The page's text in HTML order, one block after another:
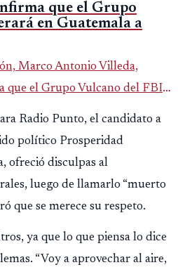
que el Grupo
en Guatemala a
Marco Antonio Villeda,
que el Grupo Vulcano del FBI
de julio, tras un intento
anterior del Ministerio
Radio Punto, el candidato a
político Prosperidad
ofreció disculpas al
luego de llamarlo “muerto
que se merece su respeto.
ya que lo que piensa lo dice
“Voy a aprovechar al aire,